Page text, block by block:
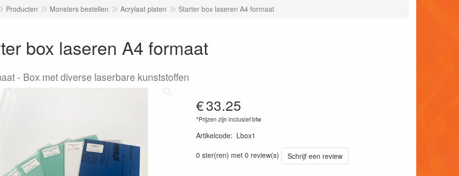
Producten Monsters bestellen Acrylaat platen Starter box laseren A4 formaat
box laseren A4 formaat
Box met diverse laserbare kunststoffen
€33.25
*Prijzen zijn inclusief btw
Artikelcode: Lbox1
0 ster(ren) met 0 review(s)
Schrijf een review